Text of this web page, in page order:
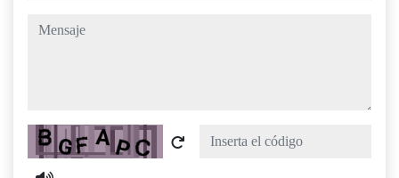
mensaje
Captcha